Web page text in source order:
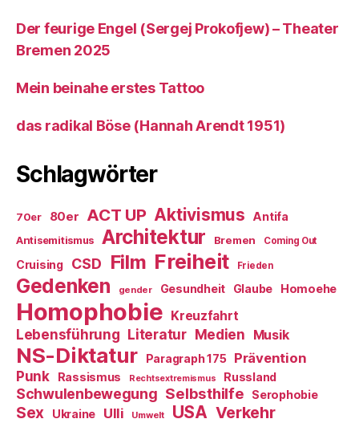
Der feurige Engel (Sergej Prokofjew) – Theater
Bremen 2025
Mein beinahe erstes Tattoo
das radikal Böse (Hannah Arendt 1951)
Schlagwörter
70er 80er ACT UP Aktivismus Antifa
Antisemitismus Architektur Bremen Coming Out
Cruising CSD Film Freiheit Frieden
Gedenken gender Gesundheit Glaube Homoehe
Homophobie Kreuzfahrt
Lebensführung Literatur Medien Musik
NS-Diktatur Paragraph 175
Prävention
Punk
Rassismus Rechtsextremismus Russland
Schwulenbewegung Selbsthilfe Serophobie
Sex Ukraine Ulli Umwelt USA Verkehr